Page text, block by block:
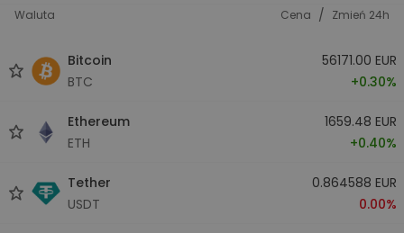
Waluta Cena / Zmień 24h
Bitcoin
BTC
56171.00 EUR
+0.30%
Ethereum
ETH
1659.48 EUR
+0.40%
Tether
USDT
0.864588 EUR
0.00%